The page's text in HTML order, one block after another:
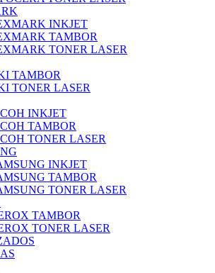
INKJET
TAMBOR
TONER LASER
TAMBOR
TONER LASER
INKJET
TAMBOR
TONER LASER
INKJET
TAMBOR
TONER LASER
TAMBOR
TONER LASER